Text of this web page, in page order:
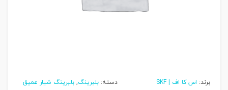
برند: اس کا اف | SKF دسته: بلبرینگ, بلبرینگ شیار عمیق